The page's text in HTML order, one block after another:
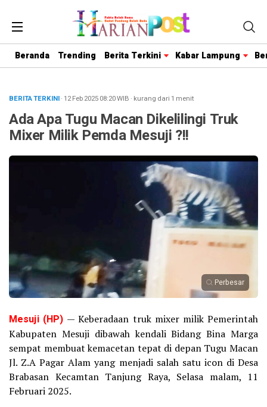
Beranda Trending Berita Terkini Kabar Lampung
BERITA TERKINI· 12 Feb 202508:20WIB · kurang dari 1 menit
Ada Apa Tugu Macan Dikelilingi Truk
Mixer Milik Pemda Mesuji ?!!
Perbesar
Mesuji (HP) — Keberadaan truk mixer milik Pemerintah
Kabupaten Mesuji dibawah kendali Bidang Bina Marga
sempat membuat kemacetan tepat di depan Tugu Macan
Jl. Z.A Pagar Alam yang menjadi salah satu icon di Desa
Brabasan Kecamtan Tanjung Raya, Selasa malam, 11
Februari 2025.